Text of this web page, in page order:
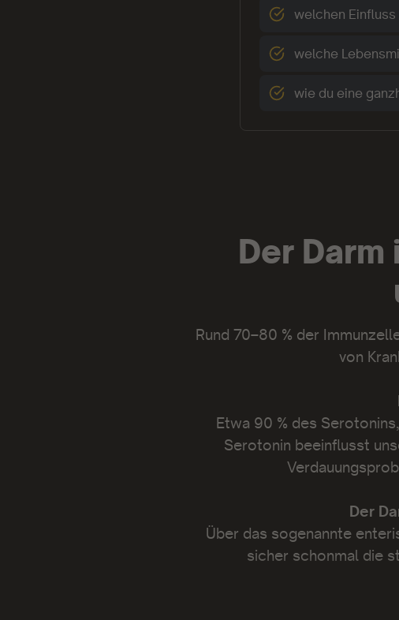
welchen Einfluss
welche
wie du eine
Der
Rund 70–80 % der
von
Etwa 90 % des
Serotonin beeinflusst
Der
Über das sogenannte
sicher schonmal die